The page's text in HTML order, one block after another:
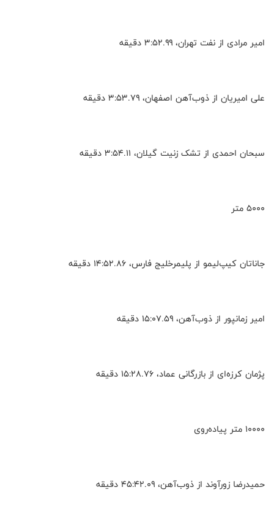
امیر مرادی از نفت تهران، ۳:۵۲.۹۹ دقیقه
علی امیریان از ذوب‌آهن اصفهان، ۳:۵۳.۷۹ دقیقه
سبحان احمدی از تشک زنیت گیلان، ۳:۵۴.۱۱ دقیقه
۵۰۰۰ متر
جاناتان کیپ‌لیمو از پلیمرخلیج فارس، ۱۴:۵۲.۸۶ دقیقه
امیر زمانپور از ذوب‌آهن، ۱۵:۰۷.۵۹ دقیقه
پژمان کرزه‌ای از بازرگانی عماد، ۱۵:۲۸.۷۶ دقیقه
۱۰۰۰۰ متر پیاده‌روی
حمیدرضا زورآوند از ذوب‌آهن، ۴۵:۴۲.۰۹ دقیقه